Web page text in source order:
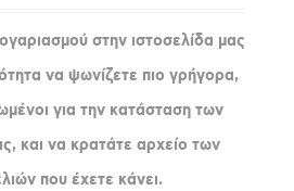
στην ιστοσελίδα μας
να ψωνίζετε πιο γρήγορα,
για την κατάσταση των
και να κρατάτε αρχείο των
που έχετε κάνει.